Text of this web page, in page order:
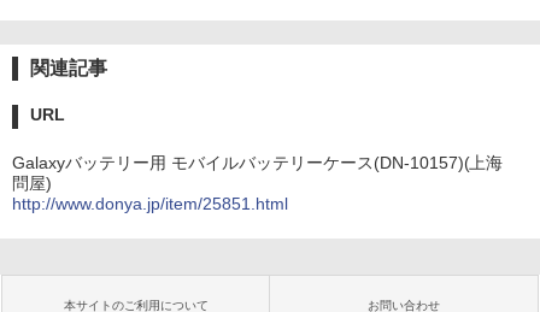
関連記事
URL
Galaxyバッテリー用 モバイルバッテリーケース(DN-10157)(上海
問屋)
http://www.donya.jp/item/25851.html
本サイトのご利用について お問い合わせ